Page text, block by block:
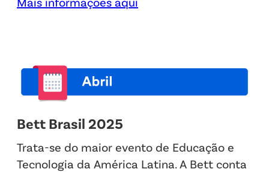
Bett Brasil 2025
Trata-se do maior evento de Educação e
Tecnologia da América Latina. A Bett conta